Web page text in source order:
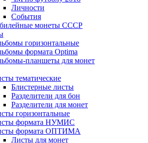
Личности
События
монеты СССР
горизонтальные
формата Optima
планшеты для монет
тематические
Блистерные листы
Разделители для бон
Разделители для монет
горизонтальные
формата НУМИС
формата ОПТИМА
Листы для монет